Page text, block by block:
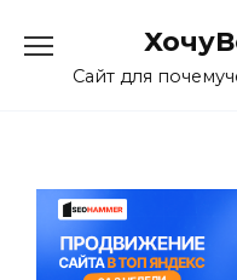
contentСайт для